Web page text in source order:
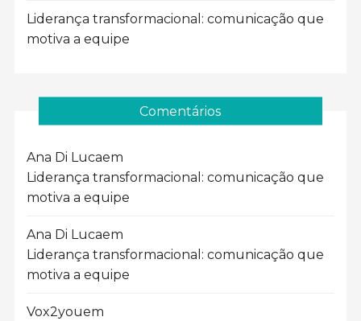
Liderança transformacional: comunicação que
motiva a equipe
Comentários
Ana Di Lucaem
Liderança transformacional: comunicação que
motiva a equipe
Ana Di Lucaem
Liderança transformacional: comunicação que
motiva a equipe
Vox2youem